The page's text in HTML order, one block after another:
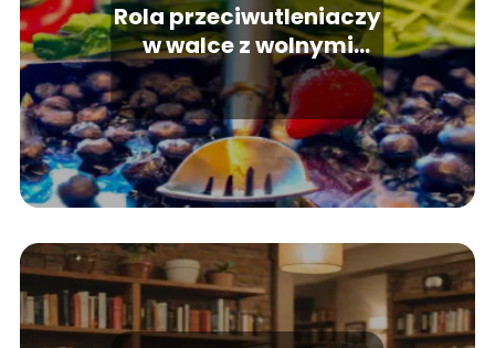
Rola przeciwutleniaczy
w walce z wolnymi
rodnikami